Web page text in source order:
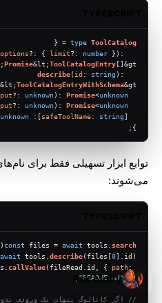
type ToolCatalog
= {
options?: { limit?: number
Promise&lt;ToolCatalogEntry[]&gt;;
describe( id : string
&lt;ToolCatalogEntryWithSchema&gt;;
?: unknown): Promise<unknown
?: unknown): Promise<unknown
safeToolName: string
]:
unknown
};
توابع ابزار تسهیلی فقط برای
می‌شوند:
const files = await tools.search
(
await tools. describe(files[0]. id );
callValue(fileRead. id , { path :
"README.md" });
Ask Molty